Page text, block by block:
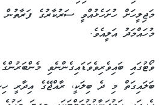
މަޖިލީހަށް ހުށަހެޅުއްވީ ސަރުކާރުގެ
މުހައްމަދު އަލީއެވެ.
ވޯޓުގައި ބައިވެރިވެވަޑައިގެންނެވި
ބަލައިގަތް މި ދެ ބިލަކީ، ރާއްޖޭގެ އިދާރީ